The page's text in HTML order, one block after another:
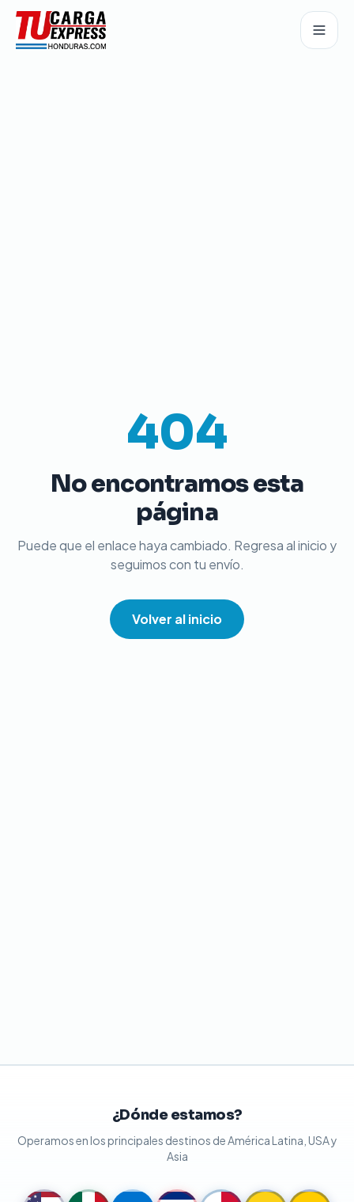
404
No encontramos esta
página
Puede que el enlace haya cambiado. Regresa al inicio y
seguimos con tu envío.
Volver al inicio
¿Dónde estamos?
Operamos en los principales destinos de América Latina, USA y
Asia
★ ★